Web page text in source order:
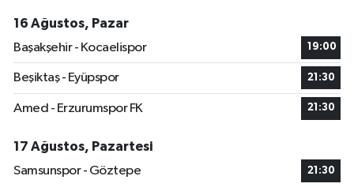
16 Ağustos, Pazar
Başakşehir - Kocaelispor
19:00
Beşiktaş - Eyüpspor 21:30
Amed - Erzurumspor FK 21:30
17 Ağustos, Pazartesi
Samsunspor - Göztepe
21:30